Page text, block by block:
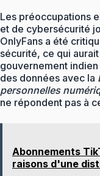
Les préoccupations
et de cybersécurité
OnlyFans a été
sécurité, ce qui
gouvernement
des données avec la
personnelles
ne répondent pas à
Abonnements
raisons d'une